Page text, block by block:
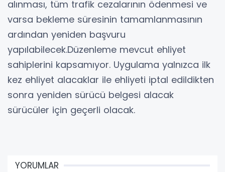
alınması, tüm trafik cezalarının ödenmesi ve
varsa bekleme süresinin tamamlanmasının
ardından yeniden başvuru
yapılabilecek.Düzenleme mevcut ehliyet
sahiplerini kapsamıyor. Uygulama yalnızca ilk
kez ehliyet alacaklar ile ehliyeti iptal edildikten
sonra yeniden sürücü belgesi alacak
sürücüler için geçerli olacak.
YORUMLAR